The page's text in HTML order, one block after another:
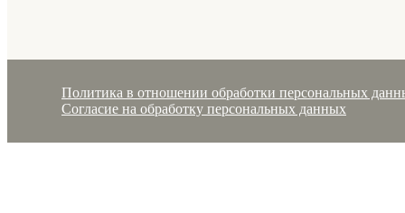
Политика в отношении обработки персональных
Согласие на обработку персональных данных